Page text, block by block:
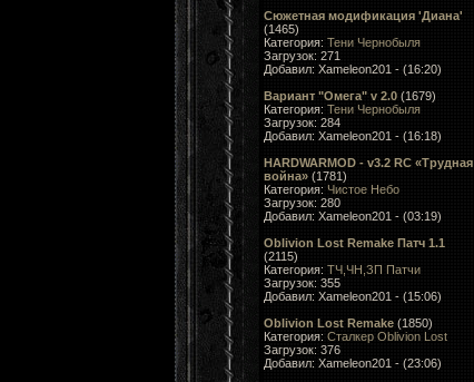
Сюжетная модификация 'Диана'
(1465)
Категория: Тени Чернобыля
Загрузок: 271
Добавил: Xameleon201 - (16:20)
Вариант "Омега" v 2.0(1679)
Категория: Тени Чернобыля
Загрузок: 284
Добавил: Xameleon201 - (16:18)
HARDWARMOD - v3.2 RC «Трудная
война»(1781)
Категория: Чистое Небо
Загрузок: 280
Добавил: Xameleon201 - (03:19)
Oblivion Lost Remake Патч 1.1
(2115)
Категория: ТЧ,ЧН,ЗП Патчи
Загрузок: 355
Добавил: Xameleon201 - (15:06)
Oblivion Lost Remake(1850)
Категория: Сталкер Oblivion Lost
Загрузок: 376
Добавил: Xameleon201 - (23:06)